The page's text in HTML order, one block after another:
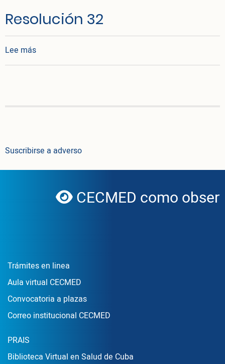
Resolución 32
Lee mássobre Resolución 32
Suscribirse a adverso
globe
CECMED como
Enlace Footer1
Trámites en linea
Aula virtual CECMED
Convocatoria a plazas
Correo institucional CECMED
Enlace Footer2
PRAIS
Biblioteca Virtual en Salud de Cuba